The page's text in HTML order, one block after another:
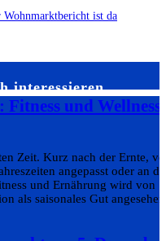
interessieren…
und Wellness
Zeit. Kurz nach der Ernte,
angepasst oder an
und Ernährung wird von
als saisonales Gut